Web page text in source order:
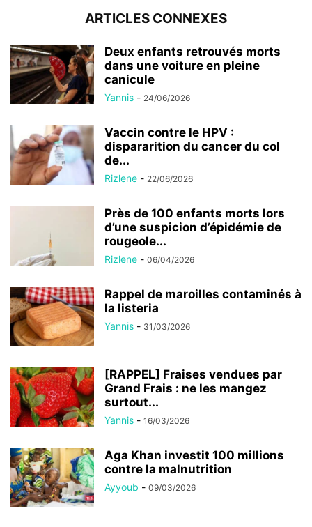
ARTICLES CONNEXES
Deux enfants retrouvés morts
dans une voiture en pleine
canicule
Yannis - 24/06/2026
Vaccin contre le HPV :
dispararition du cancer du col
de...
Rizlene - 22/06/2026
Près de 100 enfants morts lors
d’une suspicion d’épidémie de
rougeole...
Rizlene - 06/04/2026
Rappel de maroilles contaminés à
la listeria
Yannis - 31/03/2026
[RAPPEL] Fraises vendues par
Grand Frais : ne les mangez
surtout...
Yannis - 16/03/2026
Aga Khan investit 100 millions
contre la malnutrition
Ayyoub - 09/03/2026